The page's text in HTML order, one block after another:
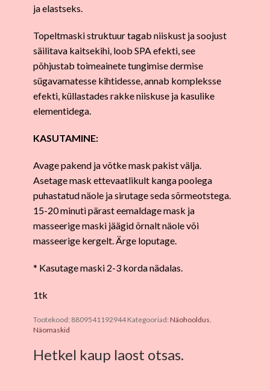
ja elastseks.
Topeltmaski struktuur tagab niiskust ja soojust
säilitava kaitsekihi, loob SPA efekti, see
põhjustab toimeainete tungimise dermise
sügavamatesse kihtidesse, annab kompleksse
efekti, küllastades rakke niiskuse ja kasulike
elementidega.
KASUTAMINE:
Avage pakend ja võtke mask pakist välja.
Asetage mask ettevaatlikult kanga poolega
puhastatud näole ja sirutage seda sõrmeotstega.
15-20 minuti pärast eemaldage mask ja
masseerige maski jäägid õrnalt näole või
masseerige kergelt. Ärge loputage.
* Kasutage maski 2-3 korda nädalas.
1tk
Tootekood: 8809541192944Kategooriad: Näohooldus,
Näomaskid
Hetkel kaup laost otsas.